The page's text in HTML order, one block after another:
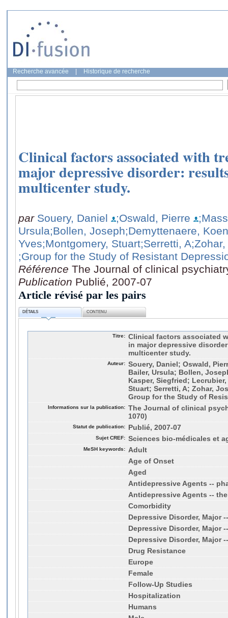
Recherche avancée Historique de recherche
Clinical factors associated with
major depressive disorder:
multicenter study.
par Souery, Daniel ;Oswald, Pierre
Ursula;Bollen, Joseph;Demyttenaere, Koen
Yves;Montgomery, Stuart;Serretti, A
;Group for the Study of Resistant
Référence The Journal of clinical
Publication Publié, 2007-07
Article révisé par les pairs
DÉTAILS CONTENU
Titre: Clinical factors associated
in major depressive
multicenter study.
Auteur: Souery, Daniel; Oswald,
Bailer, Ursula; Bollen,
Kasper, Siegfried;
Stuart; Serretti, A; Zohar,
Group for the Study of
Informations sur la publication: The Journal of clinical
1070)
Statut de publication: Publié, 2007-07
Sujet CREF: Sciences bio-médicales et
MeSH keywords:
Adult
Age of Onset
Aged
Antidepressive Agents --
Antidepressive Agents --
Comorbidity
Depressive Disorder, Major
Depressive Disorder, Major
Depressive Disorder, Major
Drug Resistance
Europe
Female
Follow-Up Studies
Hospitalization
Humans